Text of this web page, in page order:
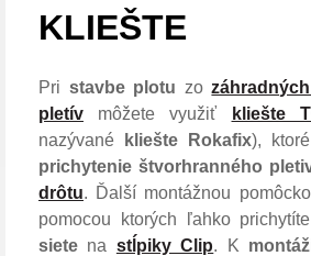
KLIEŠTE
Pri stavbe plotu zo
pletív
môžete využiť kliešte
nazývané
kliešte Rokafix),
prichytenie štvorhranného
drôtu. Ďalší montážnou
pomocou ktorých ľahko
siete na stĺpiky Clip. K